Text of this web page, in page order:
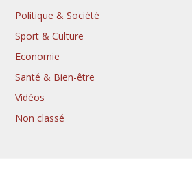
Politique & Société
Sport & Culture
Economie
Santé & Bien-être
Vidéos
Non classé